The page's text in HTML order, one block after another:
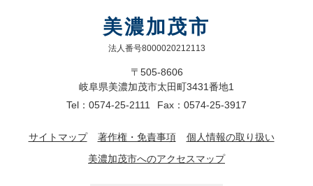
美濃加茂市
法人番号8000020212113
〒505-8606
岐阜県美濃加茂市太田町3431番地1
Tel：0574-25-2111
Fax：0574-25-3917
サイトマップ 著作権・免責事項
個人情報の取り扱い
美濃加茂市へのアクセスマップ